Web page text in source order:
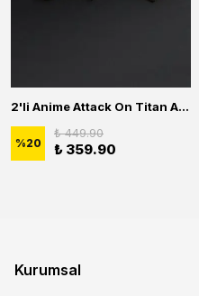
2'li Anime Attack On Titan Acrylic Maria Anime Naruto Erkek Kadın Kolye Seti
%20
₺ 449.90
₺ 359.90
Kurumsal